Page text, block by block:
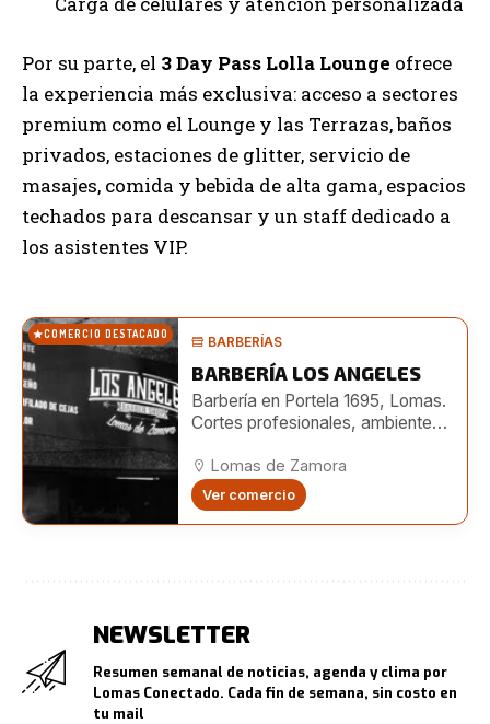
Por su parte, el 3 Day Pass Lolla Lounge ofrece
la experiencia más exclusiva: acceso a sectores
premium como el Lounge y las Terrazas, baños
privados, estaciones de glitter, servicio de
masajes, comida y bebida de alta gama, espacios
techados para descansar y un staff dedicado a
los asistentes VIP.
COMERCIO DESTACADO BARBERÍAS
BARBERÍA LOS ANGELES
Barbería en Portela 1695, Lomas.
Cortes profesionales, ambiente
en Boedo 482.
Lomas de Zamora
Ver comercio
NEWSLETTER
Resumen semanal de noticias, agenda y clima por
Lomas Conectado. Cada fin de semana, sin costo en
tu mail